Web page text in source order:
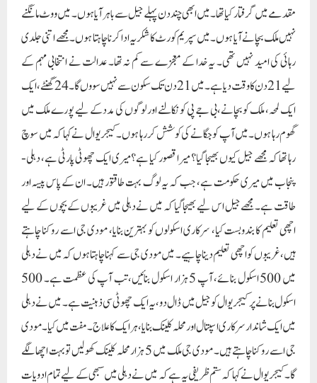
پنجاب میں میری حکومت ہے، جب کہ یہ لوگ بہت طاقتور ہیں۔ ان کے پاس پیسہ اور
طاقت ہے۔ مجھے جیل اس لیے بھیجا گیا کہ میں نے دہلی میں غریبوں کے بچوں کے لیے
اچھی تعلیم کا بندوبست کیا، سرکاری اسکولوں کو بہترین بنایا، مودی جی اسے روکنا چاہتے
ہیں، غریبوں کو اچھی تعلیم دینا چاہیے۔ میں مودی جی سے کہنا چاہتا ہوں کہ میں نے دہلی
میں 500 اسکول بنائے، آپ 5 ہزار اسکول بنائیں، تب آپ کی عظمت ہے۔ 500
اسکول بنانے پر کیجریوال کو جیل میں ڈال دو، یہ ایک چھوٹی سی ذہنیت ہے۔ میں نے دہلی
میں ایک شاندار سرکاری اسپتال اور محلہ کلینک بنایا، ہر ایک کا علاج۔مفت میں کیا۔ مودی
جی اسے روکنا چاہتے ہیں۔ مودی جی ملک میں 5 ہزار محلہ کلینک کھولیں تو بہت اچھا لگے
گا۔کیجریوال نے کہا کہ ستم ظریفی یہ ہے کہ میں نے دہلی میں سبھی کے لیے تمام ادویات
مفت کر دیں، لیکن جب میں جیل گیا تو انہوں نے میری دوائیں 15 دن کے لیے بند کر
دیں۔ میں ذیابیطس کا مریض ہوں، میں روزانہ انسولین لیتا ہوں۔ میری شوگر 300
سے 350 تک پہنچ گئی تھی۔ زیادہ شوگر کی وجہ سے گردے اور جگر خراب ہو جاتے
ہیں۔ یہ لوگ کیا کرنا چاہتے تھے؟ تاریخ گواہ ہے ایسے بہت سے واقعات کی جب مخالفین کو
جیلوں میں ڈالا اور جسمانی طور پر تباہ کیا گیا۔ میں نے دہلی اور پنجاب میں 24 گھنٹے سب کی
بجلی مفت کر دی۔ مودی جی اتنے طاقتور ہیں، آپ پورے ملک کو مفت بجلی فراہم کرتے
ہیں۔ پھر آپ کی شرافت ہے۔ آپ کیجریوال کو اگر آپ کو جیل میں ڈال کر دہلی کی بجلی